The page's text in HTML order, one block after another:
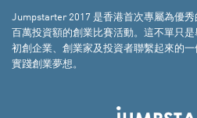
Jumpstarter 2017 是香港首次專屬為優
百萬投資額的創業比賽活動。這不單只
初創企業、創業家及投資者聯繫起來的
實踐創業夢想。